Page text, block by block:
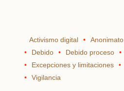
Activismo digital Anonimato
Debido
Debido proceso
Excepciones y limitaciones
Vigilancia